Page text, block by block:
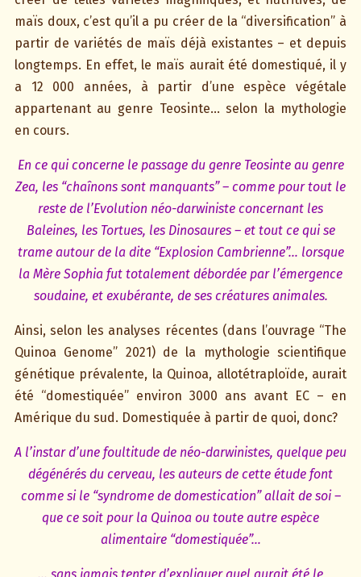
maïs doux, c’est qu’il a pu créer de la “diversification” à
partir de variétés de maïs déjà existantes – et depuis
longtemps. En effet, le maïs aurait été domestiqué, il y
a 12 000 années, à partir d’une espèce végétale
appartenant au genre Teosinte… selon la mythologie
en cours.
En ce qui concerne le passage du genre Teosinte au genre
Zea, les “chaînons sont manquants” – comme pour tout le
reste de l’Evolution néo-darwiniste concernant les
Baleines, les Tortues, les Dinosaures – et tout ce qui se
trame autour de la dite “Explosion Cambrienne”… lorsque
la Mère Sophia fut totalement débordée par l’émergence
soudaine, et exubérante, de ses créatures animales.
Ainsi, selon les analyses récentes (dans l’ouvrage “The
Quinoa Genome” 2021) de la mythologie scientifique
génétique prévalente, la Quinoa, allotétraploïde, aurait
été “domestiquée” environ 3000 ans avant EC – en
Amérique du sud. Domestiquée à partir de quoi, donc?
A l’instar d’une foultitude de néo-darwinistes, quelque peu
dégénérés du cerveau, les auteurs de cette étude font
comme si le “syndrome de domestication” allait de soi –
que ce soit pour la Quinoa ou toute autre espèce
alimentaire “domestiquée”…
… sans jamais tenter d’expliquer quel aurait été le